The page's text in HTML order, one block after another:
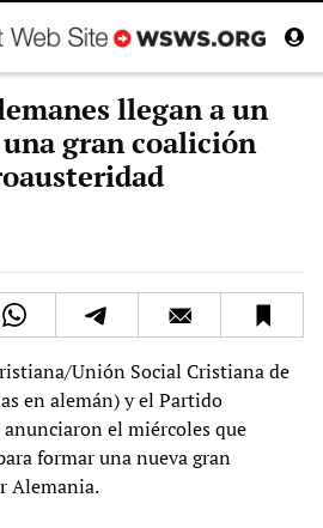
llegan a un
gran coalición
Unión Social Cristiana de
en alemán) y el Partido
anunciaron el miércoles que
formar una nueva gran
Alemania.